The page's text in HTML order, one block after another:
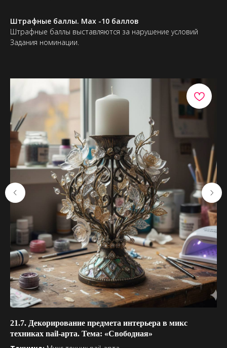
Штрафные баллы. Max -10 баллов
Штрафные баллы выставляются за нарушение условий
Задания номинации.
21.7. Декорирование предмета интерьера в микс
техниках nail-арта. Тема: «Свободная»